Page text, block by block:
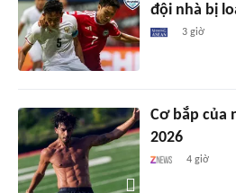
đội nhà bị
3 giờ
Cơ bắp của
2026
4 giờ